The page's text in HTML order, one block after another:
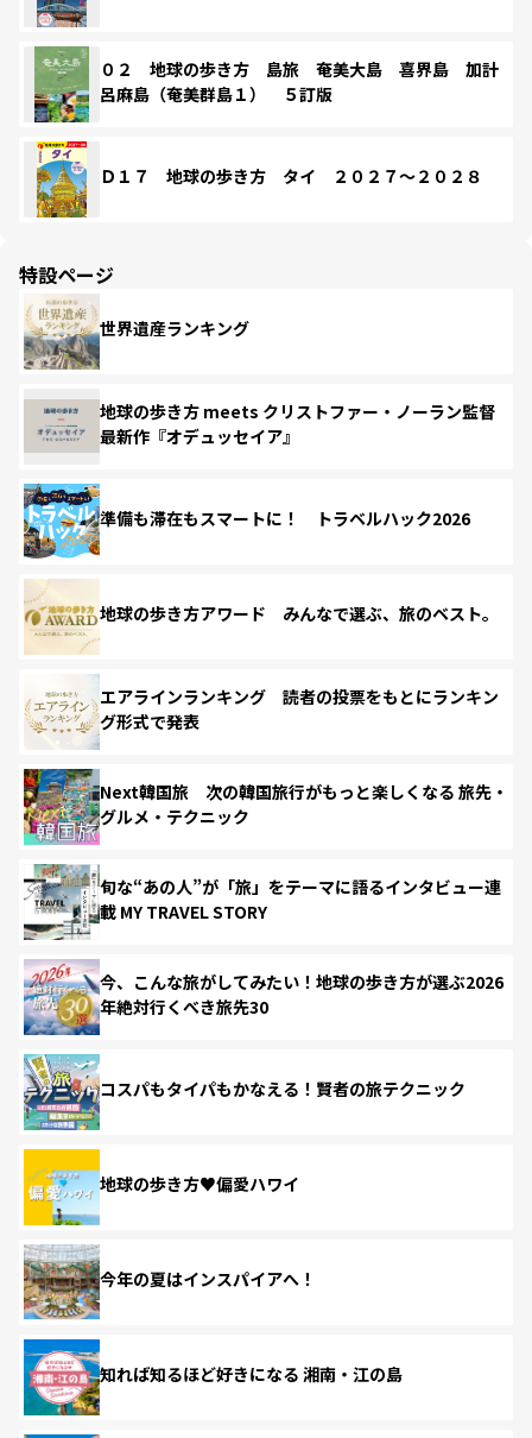
０２ 地球の歩き方 島旅 奄美大島 喜界島 加計
呂麻島（奄美群島１） ５訂版
Ｄ１７ 地球の歩き方 タイ ２０２７～２０２８
特設ページ
世界遺産ランキング
地球の歩き方 meets クリストファー・ノーラン監督
最新作『オデュッセイア』
準備も滞在もスマートに！ トラベルハック2026
地球の歩き方アワード みんなで選ぶ、旅のベスト。
エアラインランキング 読者の投票をもとにランキン
グ形式で発表
Next韓国旅 次の韓国旅行がもっと楽しくなる 旅先・
グルメ・テクニック
旬な“あの人”が「旅」をテーマに語るインタビュー連
載 MY TRAVEL STORY
今、こんな旅がしてみたい！地球の歩き方が選ぶ2026
年絶対行くべき旅先30
コスパもタイパもかなえる！賢者の旅テクニック
地球の歩き方♥偏愛ハワイ
今年の夏はインスパイアへ！
知れば知るほど好きになる 湘南・江の島